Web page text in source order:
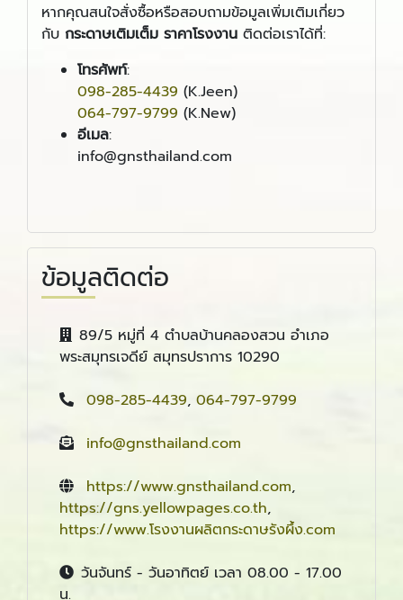
หากคุณสนใจสั่งซื้อหรือสอบถามข้อมูลเพิ่มเติมเกี่ยว
กับ กระดาษเติมเต็ม ราคาโรงงาน ติดต่อเราได้ที่:
โทรศัพท์:
098-285-4439 (K.Jeen)
064-797-9799 (K.New)
อีเมล:
info@gnsthailand.com
ข้อมูลติดต่อ
89/5 หมู่ที่ 4 ตำบลบ้านคลองสวน อำเภอ
พระสมุทรเจดีย์ สมุทรปราการ 10290
098-285-4439, 064-797-9799
info@gnsthailand.com
https://www.gnsthailand.com,
https://gns.yellowpages.co.th,
https://www.โรงงานผลิตกระดาษรังผึ้ง.com
วันจันทร์ - วันอาทิตย์ เวลา 08.00 - 17.00
น.